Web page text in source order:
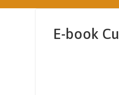
E-book